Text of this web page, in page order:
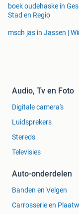
boek oudehaske in
Stad en Regio
msch jas in Jassen |
Audio, Tv en Foto
Digitale camera's
Luidsprekers
Stereo's
Televisies
Auto-onderdelen
Banden en Velgen
Carrosserie en